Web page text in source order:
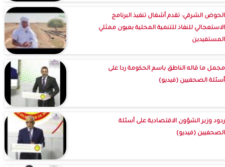
الحوض الشرقي: تقدم أشغال تنفيذ البرنامج
الاستعجالي للنفاذ للتنمية المحلية بعيون ممثلي
المستفيدين
مجمل ما قاله الناطق باسم الحكومة ردا على
أسئلة الصحفيين (فيديو)
ردود وزير الشؤون الاقتصادية على أسئلة
الصحفيين (فيديو)